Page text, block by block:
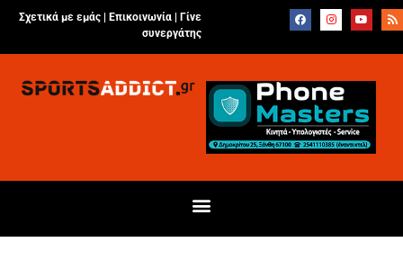
Σχετικά με εμάς | Επικοινωνία
Γίνε
συνεργάτης